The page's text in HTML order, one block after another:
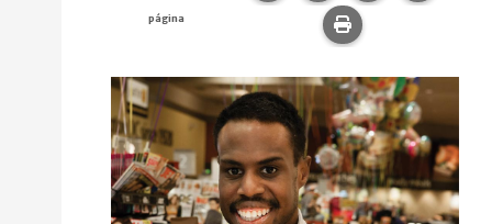
página
Imprime esta